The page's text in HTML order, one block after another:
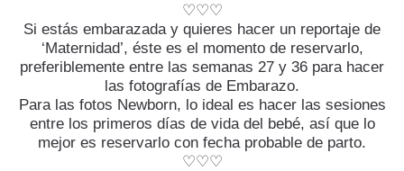
♡♡♡
Si estás embarazada y quieres hacer un reportaje de
‘Maternidad’, éste es el momento de reservarlo,
preferiblemente entre las semanas 27 y 36 para hacer
las fotografías de Embarazo.
Para las fotos Newborn, lo ideal es hacer las sesiones
entre los primeros días de vida del bebé, así que lo
mejor es reservarlo con fecha probable de parto.
♡♡♡